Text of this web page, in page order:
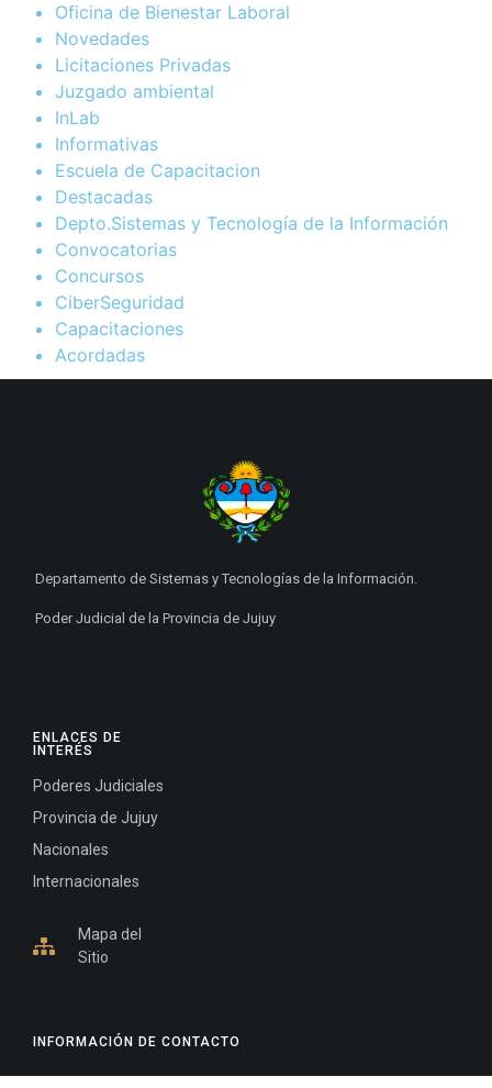
Oficina de Bienestar Laboral
Novedades
Licitaciones Privadas
Juzgado ambiental
InLab
Informativas
Escuela de Capacitacion
Destacadas
Depto.Sistemas y Tecnología de la Información
Convocatorias
Concursos
CiberSeguridad
Capacitaciones
Acordadas
INFORMACIÓN DE CONTACTO
ENLACES DE
INTERÉS
Poderes Judiciales
Provincia de Jujuy
Nacionales
Internacionales
Mapa del
Sitio
Departamento de Sistemas y Tecnologías de la Información.
Poder Judicial de la Provincia de Jujuy